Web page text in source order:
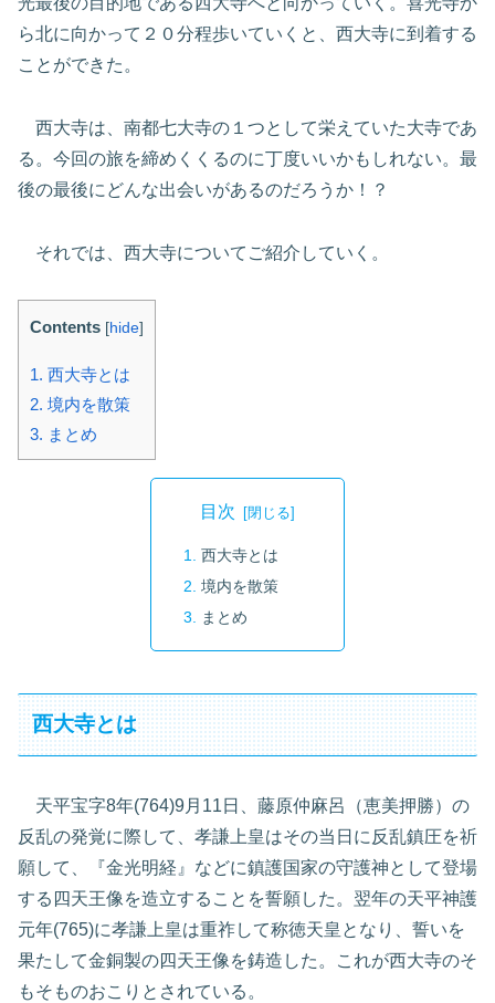
ら北に向かって２０分程歩いていくと、西大寺に到着する
ことができた。
西大寺は、南都七大寺の１つとして栄えていた大寺であ
る。今回の旅を締めくくるのに丁度いいかもしれない。最
後の最後にどんな出会いがあるのだろうか！？
それでは、西大寺についてご紹介していく。
Contents [hide]
1. 西大寺とは
2. 境内を散策
3. まとめ
目次
西大寺とは
境内を散策
まとめ
西大寺とは
天平宝字8年(764)9月11日、藤原仲麻呂（恵美押勝）の
反乱の発覚に際して、孝謙上皇はその当日に反乱鎮圧を祈
願して、『金光明経』などに鎮護国家の守護神として登場
する四天王像を造立することを誓願した。翌年の天平神護
元年(765)に孝謙上皇は重祚して称徳天皇となり、誓いを
果たして金銅製の四天王像を鋳造した。これが西大寺のそ
もそものおこりとされている。